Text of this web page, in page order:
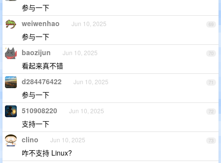
参与一下
69
weiwenhao Jun 10, 2025
参与一下
70
baozijun Jun 10, 2025
看起来真不错
71
d284476422 Jun 10, 2025
参与一下
72
510908220 Jun 10, 2025
支持一下
73
clino Jun 10, 2025
咋不支持 Linux?